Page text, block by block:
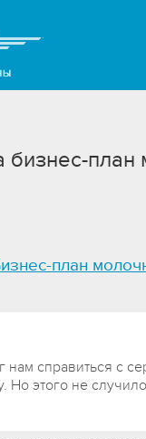
план
нам справиться с
Но этого не